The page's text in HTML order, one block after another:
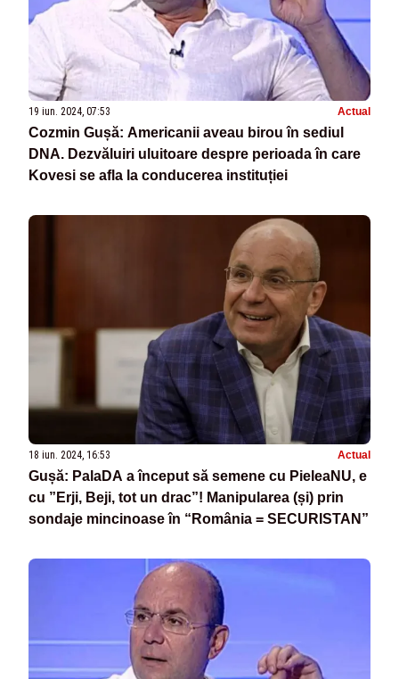
19 iun. 2024, 07:53 Actual
Cozmin Gușă: Americanii aveau birou în sediul
DNA. Dezvăluiri uluitoare despre perioada în care
Kovesi se afla la conducerea instituției
18 iun. 2024, 16:53 Actual
Gușă: PalaDA a început să semene cu PieleaNU, e
cu ”Erji, Beji, tot un drac”! Manipularea (și) prin
sondaje mincinoase în “România = SECURISTAN”